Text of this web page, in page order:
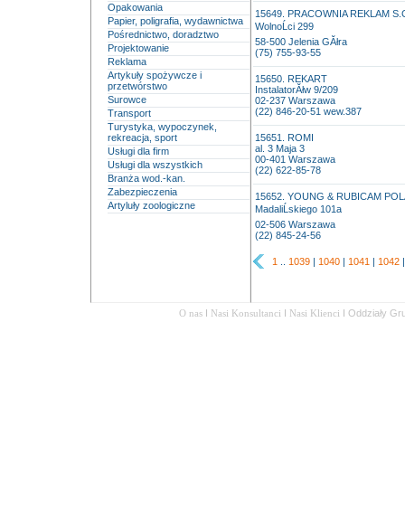
Opakowania
Papier, poligrafia, wydawnictwa
Pośrednictwo, doradztwo
Projektowanie
Reklama
Artykuły spożywcze i
przetwórstwo
Surowce
Transport
Turystyka, wypoczynek,
rekreacja, sport
Usługi dla firm
Usługi dla wszystkich
Branża wod.-kan.
Zabezpieczenia
Artyluły zoologiczne
15649. PRACOWNIA REKLAM
WolnoĹci 299
58-500 Jelenia GĂłra
(75) 755-93-55
15650. REKART
InstalatorĂłw 9/209
02-237 Warszawa
(22) 846-20-51 wew.387
15651. ROMI
al. 3 Maja 3
00-401 Warszawa
(22) 622-85-78
15652. YOUNG & RUBICAM
MadaliĹskiego 101a
02-506 Warszawa
(22) 845-24-56
1 1039 | 1040 | 1041 | 1042
O nas I Nasi Konsultanci I Nasi Klienci I Oddziały